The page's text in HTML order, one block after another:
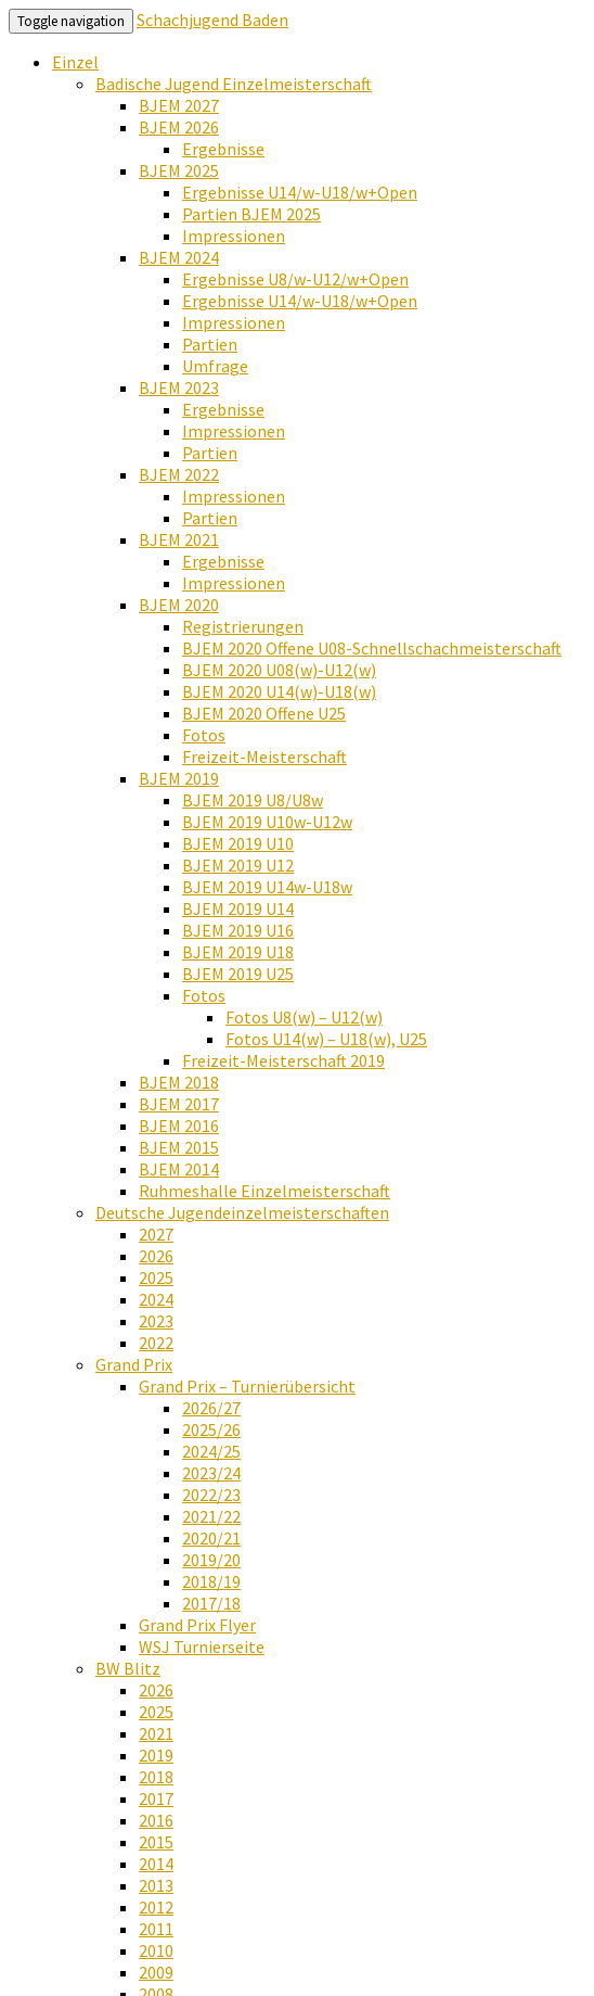
Toggle navigation
Schachjugend Baden
Einzel
Badische Jugend Einzelmeisterschaft
BJEM 2027
BJEM 2026
Ergebnisse
BJEM 2025
Ergebnisse U14/w-U18/w+Open
Partien BJEM 2025
Impressionen
BJEM 2024
Ergebnisse U8/w-U12/w+Open
Ergebnisse U14/w-U18/w+Open
Impressionen
Partien
Umfrage
BJEM 2023
Ergebnisse
Impressionen
Partien
BJEM 2022
Impressionen
Partien
BJEM 2021
Ergebnisse
Impressionen
BJEM 2020
Registrierungen
BJEM 2020 Offene U08-Schnellschachmeisterschaft
BJEM 2020 U08(w)-U12(w)
BJEM 2020 U14(w)-U18(w)
BJEM 2020 Offene U25
Fotos
Freizeit-Meisterschaft
BJEM 2019
BJEM 2019 U8/U8w
BJEM 2019 U10w-U12w
BJEM 2019 U10
BJEM 2019 U12
BJEM 2019 U14w-U18w
BJEM 2019 U14
BJEM 2019 U16
BJEM 2019 U18
BJEM 2019 U25
Fotos
Fotos U8(w) – U12(w)
Fotos U14(w) – U18(w), U25
Freizeit-Meisterschaft 2019
BJEM 2018
BJEM 2017
BJEM 2016
BJEM 2015
BJEM 2014
Ruhmeshalle Einzelmeisterschaft
Deutsche Jugendeinzelmeisterschaften
2027
2026
2025
2024
2023
2022
Grand Prix
Grand Prix – Turnierübersicht
2026/27
2025/26
2024/25
2023/24
2022/23
2021/22
2020/21
2019/20
2018/19
2017/18
Grand Prix Flyer
WSJ Turnierseite
BW Blitz
2026
2025
2021
2019
2018
2017
2016
2015
2014
2013
2012
2011
2010
2009